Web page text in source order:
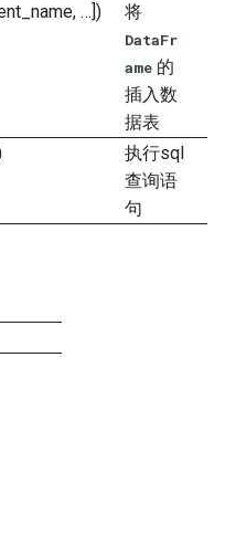
…]) 将
DataFr
ame 的
插入数
据表
执行sql
查询语
句